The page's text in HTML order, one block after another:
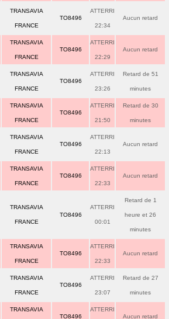
TRANSAVIA
FRANCE
TO8496
ATTERRI
22:34
Aucun retard
TRANSAVIA
FRANCE
TO8496
ATTERRI
22:29
Aucun retard
TRANSAVIA
FRANCE
TO8496
ATTERRI
23:26
Retard de 51
minutes
TRANSAVIA
FRANCE
TO8496
ATTERRI
21:50
Retard de 30
minutes
TRANSAVIA
FRANCE
TO8496
ATTERRI
22:13
Aucun retard
TRANSAVIA
FRANCE
TO8496
ATTERRI
22:33
Aucun retard
TRANSAVIA
FRANCE
TO8496
ATTERRI
00:01
Retard de 1
heure et 26
minutes
TRANSAVIA
FRANCE
TO8496
ATTERRI
22:33
Aucun retard
TRANSAVIA
FRANCE
TO8496
ATTERRI
23:07
Retard de 27
minutes
TRANSAVIA
TO8496
ATTERRI
Aucun retard